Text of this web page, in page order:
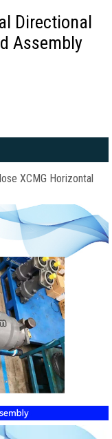
Directional
Assembly
XCMG Horizontal